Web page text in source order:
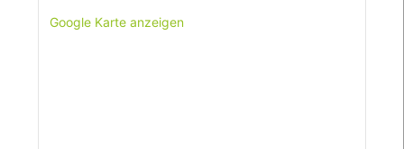
Google Karte anzeigen